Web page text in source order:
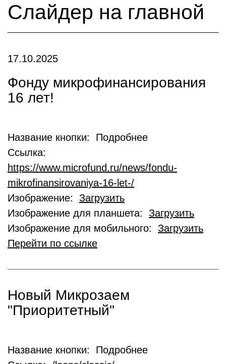
Слайдер на главной
17.10.2025
Фонду микрофинансирования
16 лет!
Название кнопки: Подробнее
Ссылка:
https://www.microfund.ru/news/fondu-
mikrofinansirovaniya-16-let-/
Изображение: Загрузить
Изображение для планшета: Загрузить
Изображение для мобильного: Загрузить
Перейти по ссылке
Новый Микрозаем
"Приоритетный"
Название кнопки: Подробнее